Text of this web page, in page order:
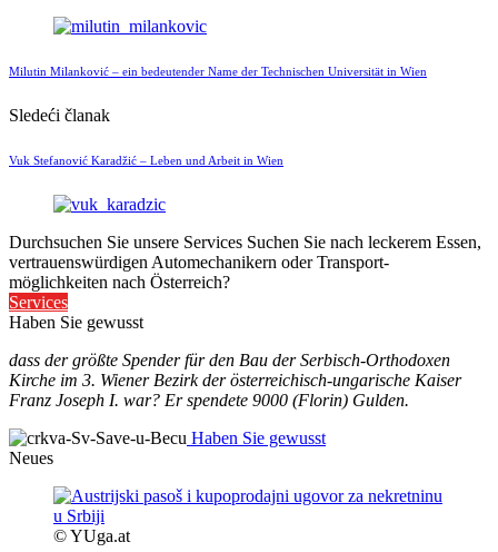
Milutin Milanković – ein bedeutender Name der Technischen Universität in Wien
Sledeći članak
Vuk Stefanović Karadžić – Leben und Arbeit in Wien
Durchsuchen Sie unsere Services Suchen Sie nach leckerem Essen,
vertrauenswürdigen Automechanikern oder Transport-
möglichkeiten nach Österreich?
Services
Haben Sie gewusst
dass der größte Spender für den Bau der Serbisch-Orthodoxen
Kirche im 3. Wiener Bezirk der österreichisch-ungarische Kaiser
Franz Joseph I. war? Er spendete 9000 (Florin) Gulden.
Haben Sie gewusst
Neues
© YUga.at